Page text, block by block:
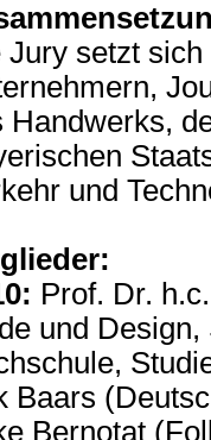
Jury setzt
Handwerks,
und
Prof. Dr.
und
Baars
Bernotat